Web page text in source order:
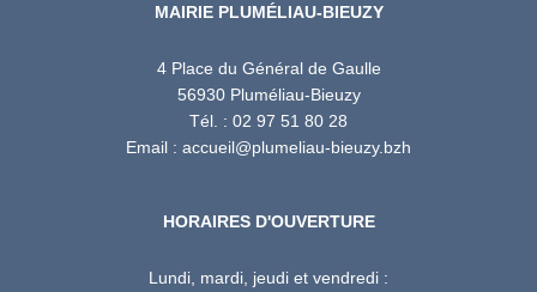
MAIRIE PLUMÉLIAU-BIEUZY
4 Place du Général de Gaulle
56930 Pluméliau-Bieuzy
Tél. : 02 97 51 80 28
Email : accueil@plumeliau-bieuzy.bzh
HORAIRES D'OUVERTURE
Lundi, mardi, jeudi et vendredi :